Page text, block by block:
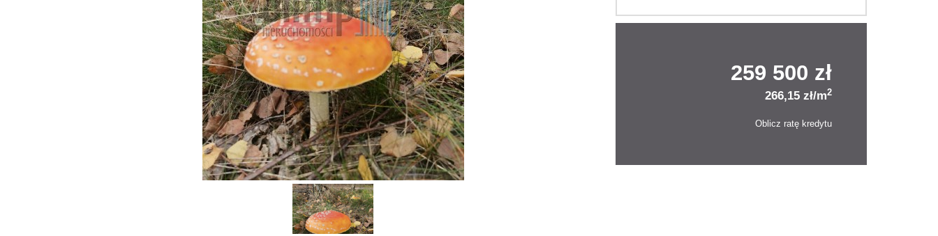
259 500 zł
266,15 zł/m2
Oblicz ratę kredytu